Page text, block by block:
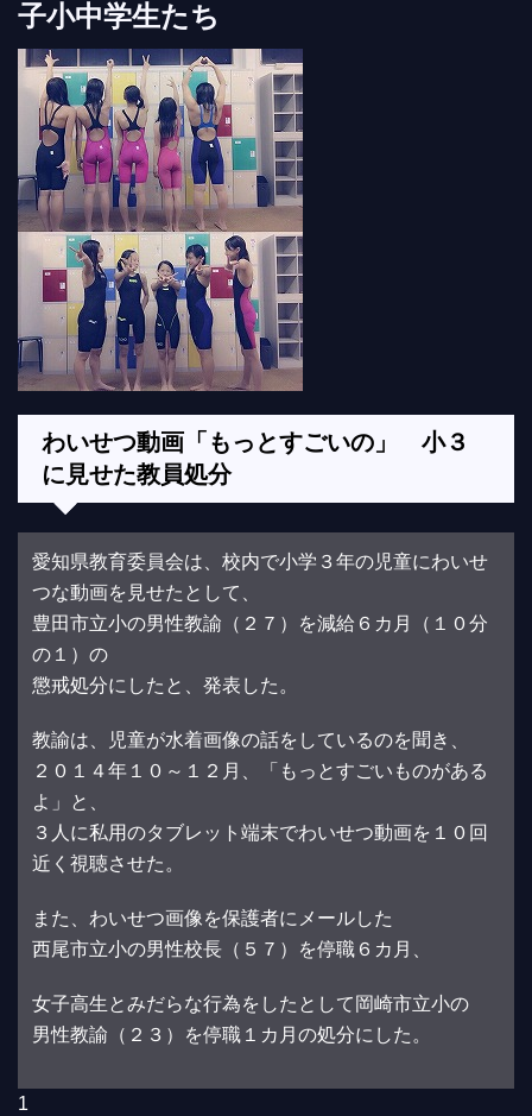
子小中学生たち
わいせつ動画「もっとすごいの」 小３
に見せた教員処分
愛知県教育委員会は、校内で小学３年の児童にわいせ
つな動画を見せたとして、
豊田市立小の男性教諭（２７）を減給６カ月（１０分
の１）の
懲戒処分にしたと、発表した。
教諭は、児童が水着画像の話をしているのを聞き、
２０１４年１０～１２月、「もっとすごいものがある
よ」と、
３人に私用のタブレット端末でわいせつ動画を１０回
近く視聴させた。
また、わいせつ画像を保護者にメールした
西尾市立小の男性校長（５７）を停職６カ月、
女子高生とみだらな行為をしたとして岡崎市立小の
男性教諭（２３）を停職１カ月の処分にした。
1